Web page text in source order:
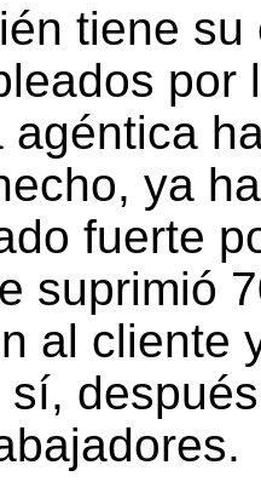
tiene
por
agéntica
ya
fuerte
suprimió
al cliente
sí,